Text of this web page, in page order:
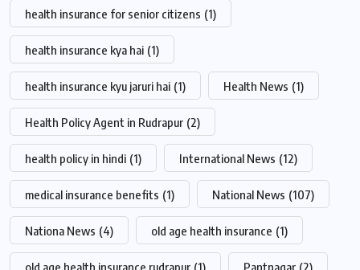
health insurance for senior citizens (1)
health insurance kya hai (1)
health insurance kyu jaruri hai (1) Health News (1)
Health Policy Agent in Rudrapur (2)
health policy in hindi (1) International News (12)
medical insurance benefits (1) National News (107)
Nationa News (4) old age health insurance (1)
old age health insurance rudrapur (1) Pantnagar (2)